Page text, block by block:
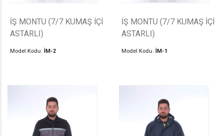
İŞ MONTU (7/7 KUMAŞ İÇİ
ASTARLI)
Model Kodu: İM-2
İŞ MONTU (7/7 KUMAŞ İÇİ
ASTARLI)
Model Kodu: İM-1